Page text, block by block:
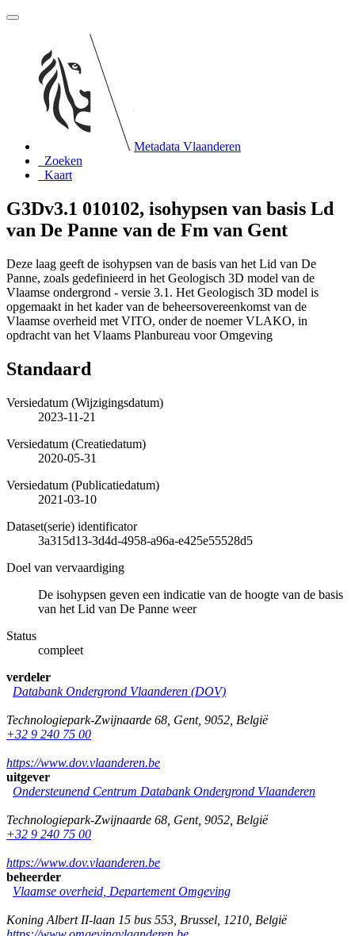
Metadata Vlaanderen
Zoeken
Kaart
G3Dv3.1 010102, isohypsen van basis Ld
van De Panne van de Fm van Gent
Deze laag geeft de isohypsen van de basis van het Lid van De
Panne, zoals gedefinieerd in het Geologisch 3D model van de
Vlaamse ondergrond - versie 3.1. Het Geologisch 3D model is
opgemaakt in het kader van de beheersovereenkomst van de
Vlaamse overheid met VITO, onder de noemer VLAKO, in
opdracht van het Vlaams Planbureau voor Omgeving
Standaard
Versiedatum (Wijzigingsdatum)
2023-11-21
Versiedatum (Creatiedatum)
2020-05-31
Versiedatum (Publicatiedatum)
2021-03-10
Dataset(serie) identificator
3a315d13-3d4d-4958-a96a-e425e55528d5
Doel van vervaardiging
De isohypsen geven een indicatie van de hoogte van de basis
van het Lid van De Panne weer
Status
compleet
verdeler
Databank Ondergrond Vlaanderen (DOV)
Technologiepark-Zwijnaarde 68 Gent, 9052 België
+32 9 240 75 00
https://www.dov.vlaanderen.be
uitgever
Ondersteunend Centrum Databank Ondergrond Vlaanderen
Technologiepark-Zwijnaarde 68 Gent, 9052 België
+32 9 240 75 00
https://www.dov.vlaanderen.be
beheerder
Vlaamse overheid, Departement Omgeving
Koning Albert II-laan 15 bus 553 Brussel 1210 België